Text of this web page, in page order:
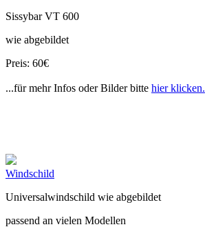
Sissybar VT 600
wie abgebildet
Preis: 60€
...für mehr Infos oder Bilder bitte hier klicken.
Windschild
Universalwindschild wie abgebildet
passend an vielen Modellen